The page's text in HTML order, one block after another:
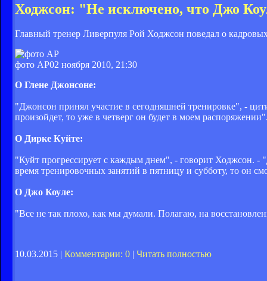
Ходжсон: "Не исключено, что Джо
Главный тренер Ливерпуля Рой Ходжсон поведал о
фото AP02 ноября 2010, 21:30
О Глене Джонсоне:
"Джонсон принял участие в сегодняшней тренировке", -
произойдет, то уже в четверг он будет в моем
О Дирке Куйте:
"Куйт прогрессирует с каждым днем", - говорит Ходжсон. -
время тренировочных занятий в пятницу и субботу, то он
О Джо Коуле:
"Все не так плохо, как мы думали. Полагаю, на
10.03.2015 | Комментарии: 0 Читать полностью